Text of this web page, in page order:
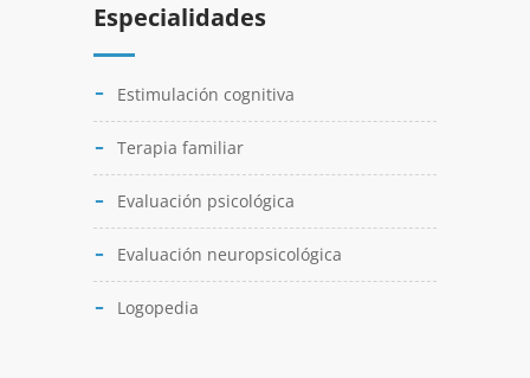
Especialidades
Estimulación cognitiva
Terapia familiar
Evaluación psicológica
Evaluación neuropsicológica
Logopedia